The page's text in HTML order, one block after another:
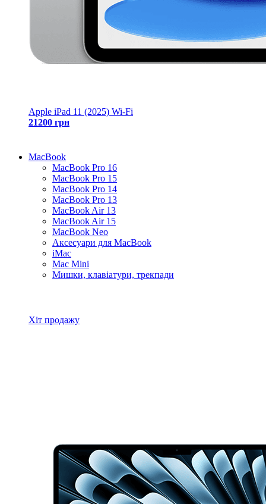
Apple iPad 11 (2025) Wi-Fi
21200 грн
MacBook
MacBook Pro 16
MacBook Pro 15
MacBook Pro 14
MacBook Pro 13
MacBook Air 13
MacBook Air 15
MacBook Neo
Аксесуари для MacBook
iMac
Mac Mini
Мишки, клавіатури, трекпади
Хіт продажу